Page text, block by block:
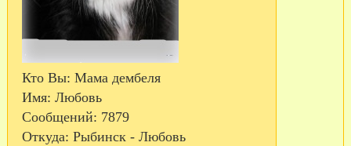
Кто Вы: Мама дембеля
Имя: Любовь
Сообщений: 7879
Откуда: Рыбинск - Любовь